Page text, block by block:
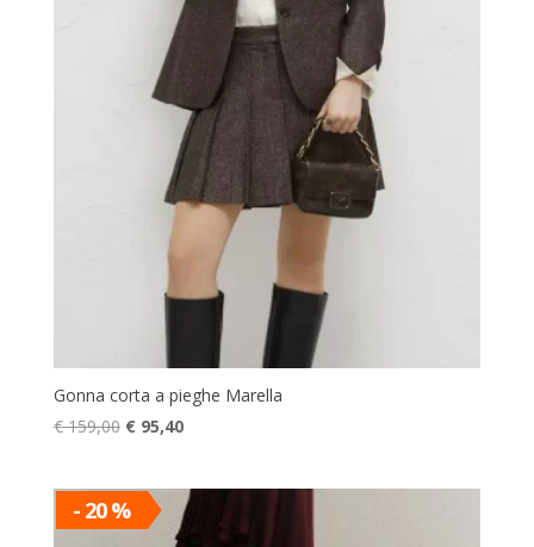
Gonna corta a pieghe Marella
€159,00 Il
era:
€ 159,00.
€95,40Il
è:
€ 95,40.
- 20 %